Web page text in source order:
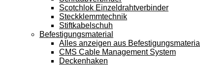
Scotchlok Einzeldrahtverbinder
Steckklemmtechnik
Stiftkabelschuh
Befestigungsmaterial
Alles anzeigen aus Befestigungsmaterial
CMS Cable Management System
Deckenhaken